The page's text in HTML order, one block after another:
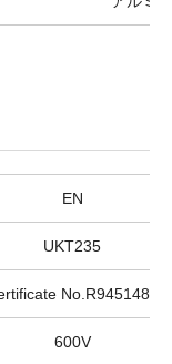
EN
UKT235
No.R9451485
600V